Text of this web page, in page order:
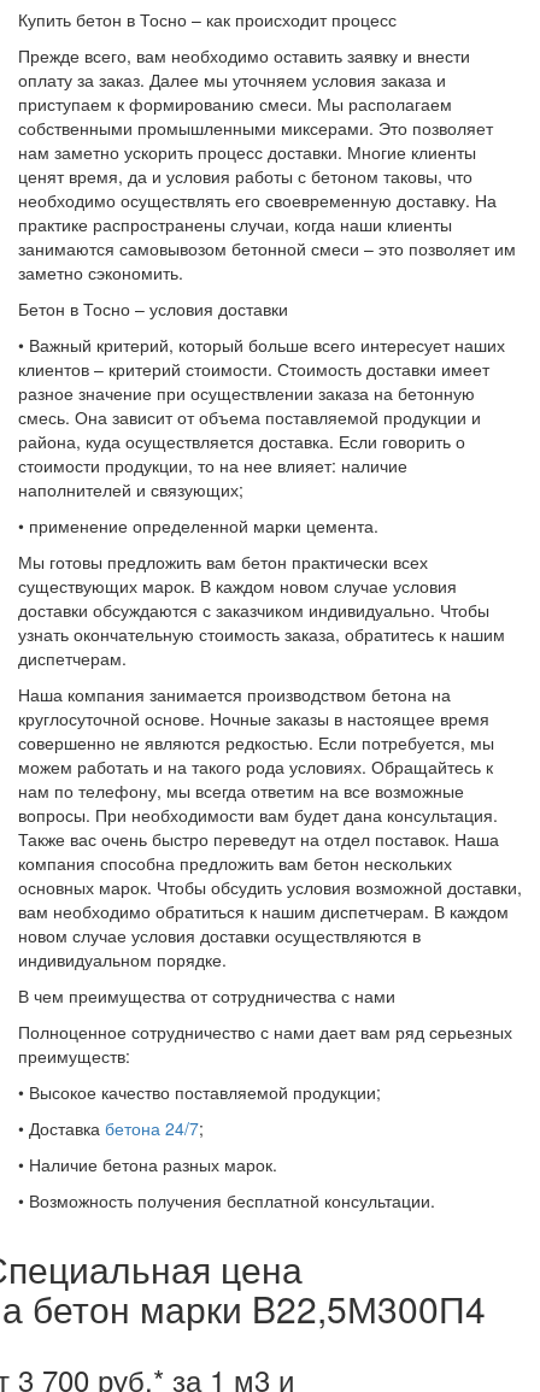
Купить бетон в Тосно – как происходит процесс
Прежде всего, вам необходимо оставить заявку и внести
оплату за заказ. Далее мы уточняем условия заказа и
приступаем к формированию смеси. Мы располагаем
собственными промышленными миксерами. Это позволяет
нам заметно ускорить процесс доставки. Многие клиенты
ценят время, да и условия работы с бетоном таковы, что
необходимо осуществлять его своевременную доставку. На
практике распространены случаи, когда наши клиенты
занимаются самовывозом бетонной смеси – это позволяет им
заметно сэкономить.
Бетон в Тосно – условия доставки
• Важный критерий, который больше всего интересует наших
клиентов – критерий стоимости. Стоимость доставки имеет
разное значение при осуществлении заказа на бетонную
смесь. Она зависит от объема поставляемой продукции и
района, куда осуществляется доставка. Если говорить о
стоимости продукции, то на нее влияет: наличие
наполнителей и связующих;
• применение определенной марки цемента.
Мы готовы предложить вам бетон практически всех
существующих марок. В каждом новом случае условия
доставки обсуждаются с заказчиком индивидуально. Чтобы
узнать окончательную стоимость заказа, обратитесь к нашим
диспетчерам.
Наша компания занимается производством бетона на
круглосуточной основе. Ночные заказы в настоящее время
совершенно не являются редкостью. Если потребуется, мы
можем работать и на такого рода условиях. Обращайтесь к
нам по телефону, мы всегда ответим на все возможные
вопросы. При необходимости вам будет дана консультация.
Также вас очень быстро переведут на отдел поставок. Наша
компания способна предложить вам бетон нескольких
основных марок. Чтобы обсудить условия возможной доставки,
вам необходимо обратиться к нашим диспетчерам. В каждом
новом случае условия доставки осуществляются в
индивидуальном порядке.
В чем преимущества от сотрудничества с нами
Полноценное сотрудничество с нами дает вам ряд серьезных
преимуществ:
• Высокое качество поставляемой продукции;
• Доставка бетона 24/7;
• Наличие бетона разных марок.
• Возможность получения бесплатной консультации.
цена
бетон марки B22,5М300П4
3 700 руб.* за 1 м3 и